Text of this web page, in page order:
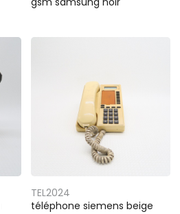
TEL2024
téléphone siemens beige